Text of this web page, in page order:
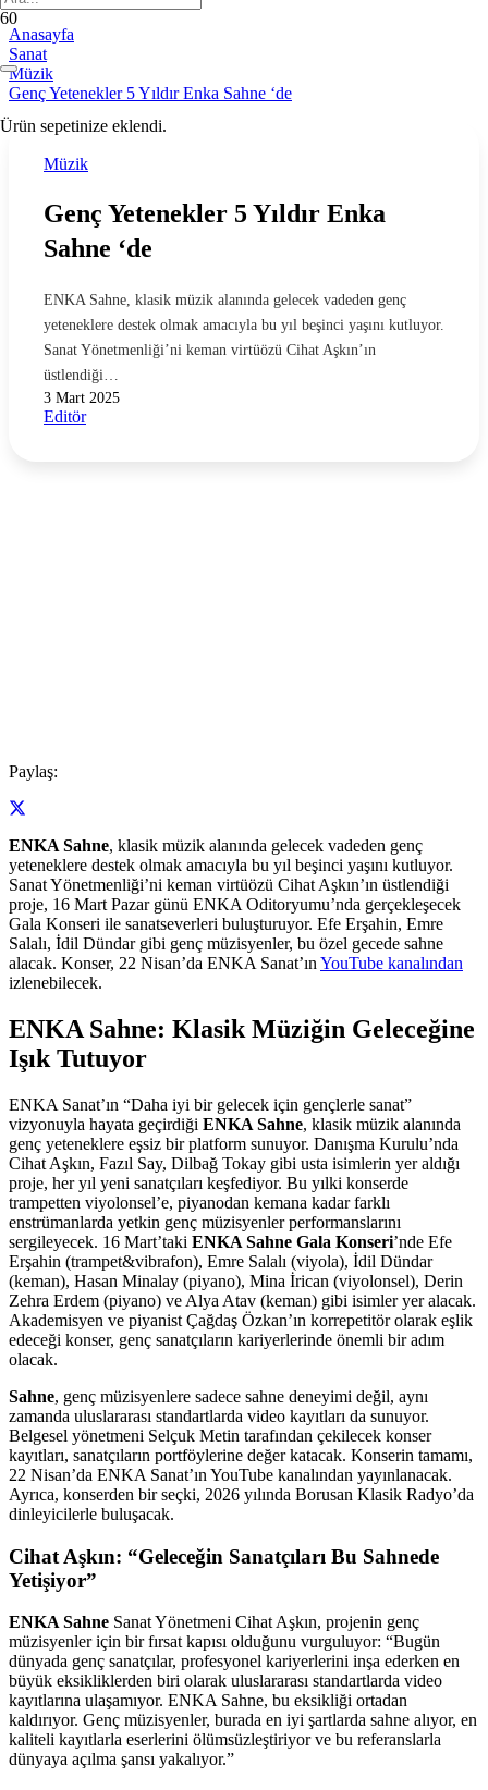
Ürün sepetinize eklendi.
Anasayfa
Sanat
Müzik
Genç Yetenekler 5 Yıldır Enka Sahne ‘de
Müzik
Genç Yetenekler 5 Yıldır Enka
Sahne ‘de
ENKA Sahne, klasik müzik alanında gelecek vadeden genç
yeteneklere destek olmak amacıyla bu yıl beşinci yaşını kutluyor.
Sanat Yönetmenliği’ni keman virtüözü Cihat Aşkın’ın
üstlendiği…
3 Mart 2025
Editör
Paylaş:
ENKA Sahne, klasik müzik alanında gelecek vadeden genç
yeteneklere destek olmak amacıyla bu yıl beşinci yaşını kutluyor.
Sanat Yönetmenliği’ni keman virtüözü Cihat Aşkın’ın üstlendiği
proje, 16 Mart Pazar günü ENKA Oditoryumu’nda gerçekleşecek
Gala Konseri ile sanatseverleri buluşturuyor. Efe Erşahin, Emre
Salalı, İdil Dündar gibi genç müzisyenler, bu özel gecede sahne
alacak. Konser, 22 Nisan’da ENKA Sanat’ın YouTube kanalından
izlenebilecek.
ENKA Sahne: Klasik Müziğin Geleceğine
Işık Tutuyor
ENKA Sanat’ın “Daha iyi bir gelecek için gençlerle sanat”
vizyonuyla hayata geçirdiği ENKA Sahne, klasik müzik alanında
genç yeteneklere eşsiz bir platform sunuyor. Danışma Kurulu’nda
Cihat Aşkın, Fazıl Say, Dilbağ Tokay gibi usta isimlerin yer aldığı
proje, her yıl yeni sanatçıları keşfediyor. Bu yılki konserde
trampetten viyolonsel’e, piyanodan kemana kadar farklı
enstrümanlarda yetkin genç müzisyenler performanslarını
sergileyecek. 16 Mart’taki ENKA Sahne Gala Konseri’nde Efe
Erşahin (trampet&vibrafon), Emre Salalı (viyola), İdil Dündar
(keman), Hasan Minalay (piyano), Mina İrican (viyolonsel), Derin
Zehra Erdem (piyano) ve Alya Atav (keman) gibi isimler yer alacak.
Akademisyen ve piyanist Çağdaş Özkan’ın korrepetitör olarak eşlik
edeceği konser, genç sanatçıların kariyerlerinde önemli bir adım
olacak.
Sahne, genç müzisyenlere sadece sahne deneyimi değil, aynı
zamanda uluslararası standartlarda video kayıtları da sunuyor.
Belgesel yönetmeni Selçuk Metin tarafından çekilecek konser
kayıtları, sanatçıların portföylerine değer katacak. Konserin tamamı,
22 Nisan’da ENKA Sanat’ın YouTube kanalından yayınlanacak.
Ayrıca, konserden bir seçki, 2026 yılında Borusan Klasik Radyo’da
dinleyicilerle buluşacak.
Cihat Aşkın: “Geleceğin Sanatçıları Bu Sahnede
Yetişiyor”
ENKA Sahne Sanat Yönetmeni Cihat Aşkın, projenin genç
müzisyenler için bir fırsat kapısı olduğunu vurguluyor: “Bugün
dünyada genç sanatçılar, profesyonel kariyerlerini inşa ederken en
büyük eksikliklerden biri olarak uluslararası standartlarda video
kayıtlarına ulaşamıyor. ENKA Sahne, bu eksikliği ortadan
kaldırıyor. Genç müzisyenler, burada en iyi şartlarda sahne alıyor, en
kaliteli kayıtlarla eserlerini ölümsüzleştiriyor ve bu referanslarla
dünyaya açılma şansı yakalıyor.”